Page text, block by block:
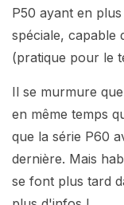
P50 ayant en
spéciale, capable
(pratique pour le
Il se murmure
en même temps
que la série P60
dernière. Mais
se font plus tard